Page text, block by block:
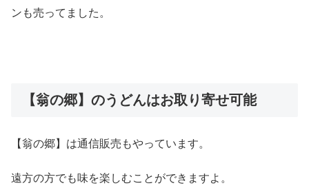
ンも売ってました。
【翁の郷】のうどんはお取り寄せ可能
【翁の郷】は通信販売もやっています。
遠方の方でも味を楽しむことができますよ。